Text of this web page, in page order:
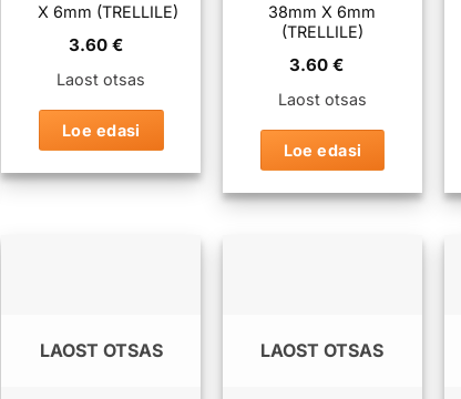
X 6mm (TRELLILE)
3.60 €
Laost otsas
Loe edasi
38mm X 6mm
(TRELLILE)
3.60€
Laost otsas
Loe edasi
LAOST OTSAS LAOST OTSAS